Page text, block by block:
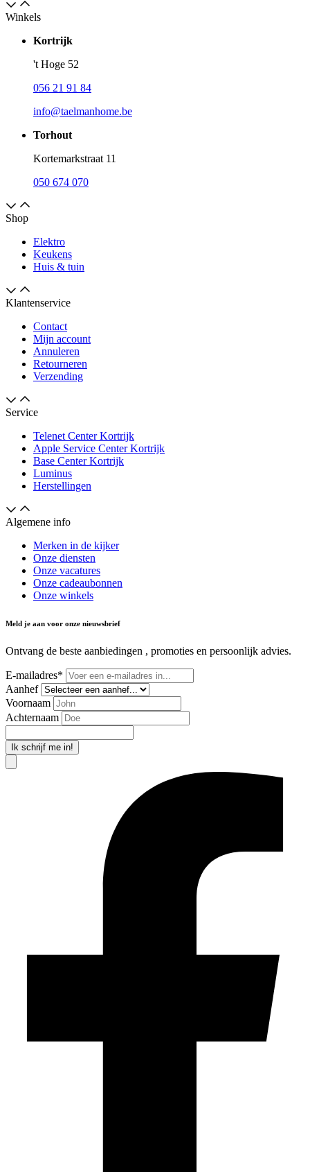
Winkels
Kortrijk
't Hoge 52
056 21 91 84
info@taelmanhome.be
Torhout
Kortemarkstraat 11
050 674 070
Shop
Elektro
Keukens
Huis & tuin
Klantenservice
Contact
Mijn account
Annuleren
Retourneren
Verzending
Service
Telenet Center Kortrijk
Apple Service Center Kortrijk
Base Center Kortrijk
Luminus
Herstellingen
Algemene info
Merken in de kijker
Onze diensten
Onze vacatures
Onze cadeaubonnen
Onze winkels
Meld je aan voor onze nieuwsbrief
Ontvang de beste aanbiedingen , promoties en persoonlijk advies.
E-mailadres*
Aanhef
Voornaam
Achternaam
Ik schrijf me in!